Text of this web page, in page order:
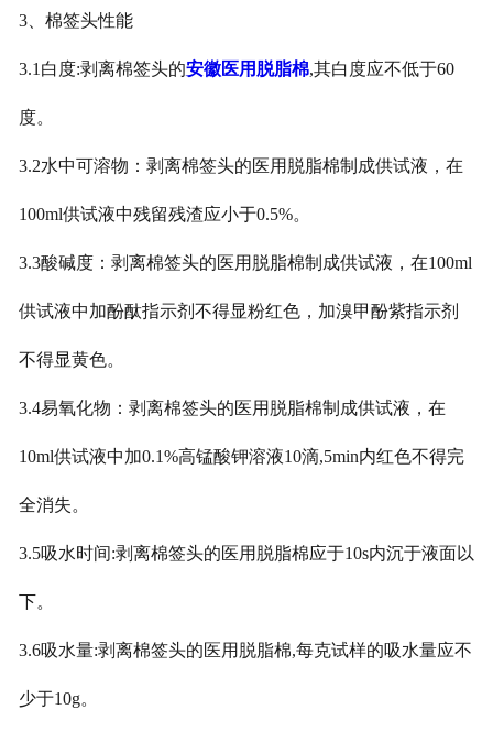
3、棉签头性能
3.1白度:剥离棉签头的安徽医用脱脂棉,其白度应不低于60
度。
3.2水中可溶物：剥离棉签头的医用脱脂棉制成供试液，在
100ml供试液中残留残渣应小于0.5%。
3.3酸碱度：剥离棉签头的医用脱脂棉制成供试液，在100ml
供试液中加酚酞指示剂不得显粉红色，加溴甲酚紫指示剂
不得显黄色。
3.4易氧化物：剥离棉签头的医用脱脂棉制成供试液，在
10ml供试液中加0.1%高锰酸钾溶液10滴,5min内红色不得完
全消失。
3.5吸水时间:剥离棉签头的医用脱脂棉应于10s内沉于液面以
下。
3.6吸水量:剥离棉签头的医用脱脂棉,每克试样的吸水量应不
少于10g。